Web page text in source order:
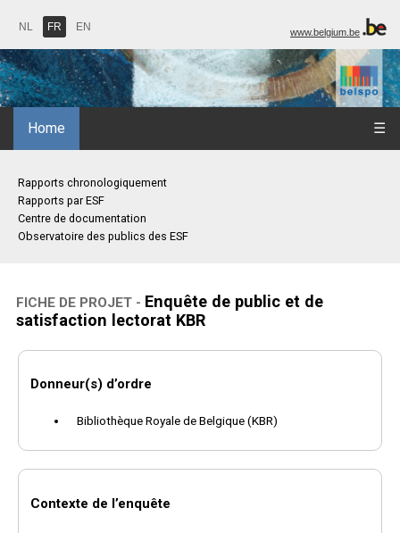
NL FR EN www.belgium.be
Home ☰
Rapports chronologiquement
Rapports par ESF
Centre de documentation
Observatoire des publics des ESF
FICHE DE PROJET - Enquête de public et de
satisfaction lectorat KBR
Donneur(s) d’ordre
Bibliothèque Royale de Belgique (KBR)
Contexte de l’enquête